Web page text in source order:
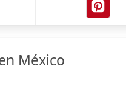
México